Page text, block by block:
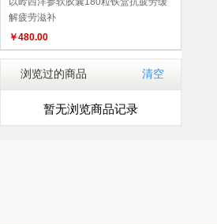
解疲劳滋补
￥480.00
浏览过的商品 清空
暂无浏览商品记录